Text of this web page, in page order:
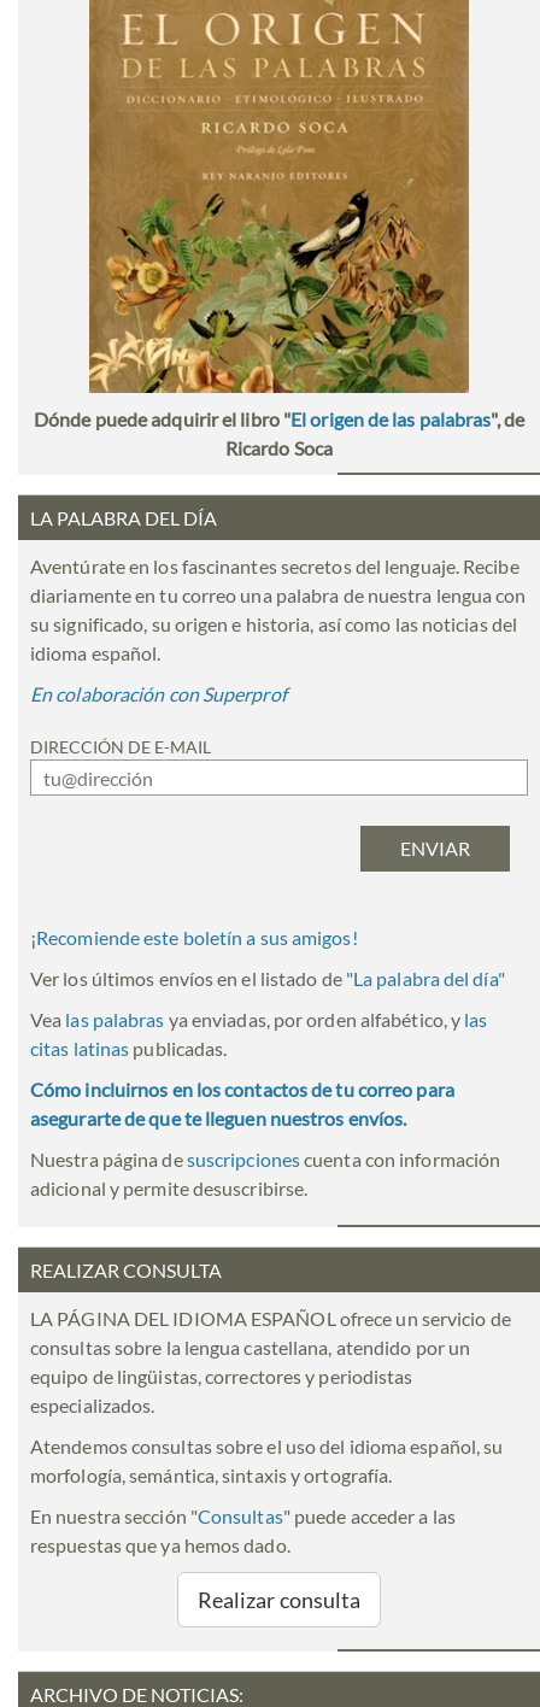
Dónde puede adquirir el libro "El origen de las palabras", de
Ricardo Soca
LA PALABRA DEL DÍA
Aventúrate en los fascinantes secretos del lenguaje. Recibe
diariamente en tu correo una palabra de nuestra lengua con
su significado, su origen e historia, así como las noticias del
idioma español.
En colaboración con Superprof
DIRECCIÓN DE E-MAIL
¡Recomiende este boletín a sus amigos!
Ver los últimos envíos en el listado de "La palabra del día"
Vea las palabras ya enviadas, por orden alfabético, y las
citas latinas publicadas.
Cómo incluirnos en los contactos de tu correo para
asegurarte de que te lleguen nuestros envíos.
Nuestra página desuscripcionescuenta con información
adicional y permite desuscribirse.
REALIZAR CONSULTA
LA PÁGINA DEL IDIOMA ESPAÑOL ofrece un servicio de
consultas sobre la lengua castellana, atendido por un
equipo de lingüistas, correctores y periodistas
especializados.
Atendemos consultas sobre el uso del idioma español, su
morfología, semántica, sintaxis y ortografía.
En nuestra sección "Consultas" puede acceder a las
respuestas que ya hemos dado.
Realizar consulta
ARCHIVO DE NOTICIAS: